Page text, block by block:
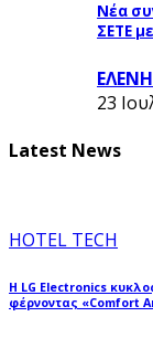
Νέα
ΣΕΤΕ
23
Latest News
HOTEL TECH
Η LG Electronics
φέρνοντας «Comfort